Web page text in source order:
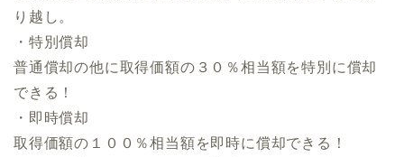
り越し。
・特別償却
普通償却の他に取得価額の３０％相当額を特別に償却
できる！
・即時償却
取得価額の１００％相当額を即時に償却できる！